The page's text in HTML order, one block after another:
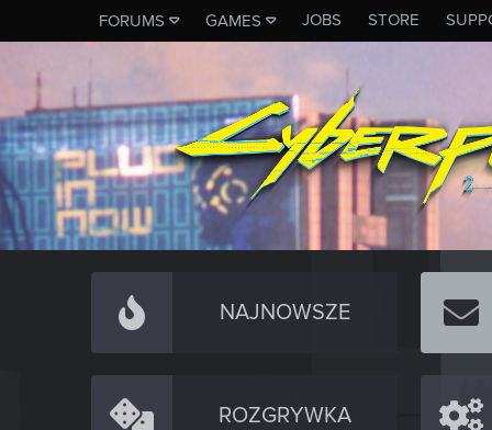
FORUMS GAMES JOBS STORE
NAJNOWSZE
ROZGRYWKA